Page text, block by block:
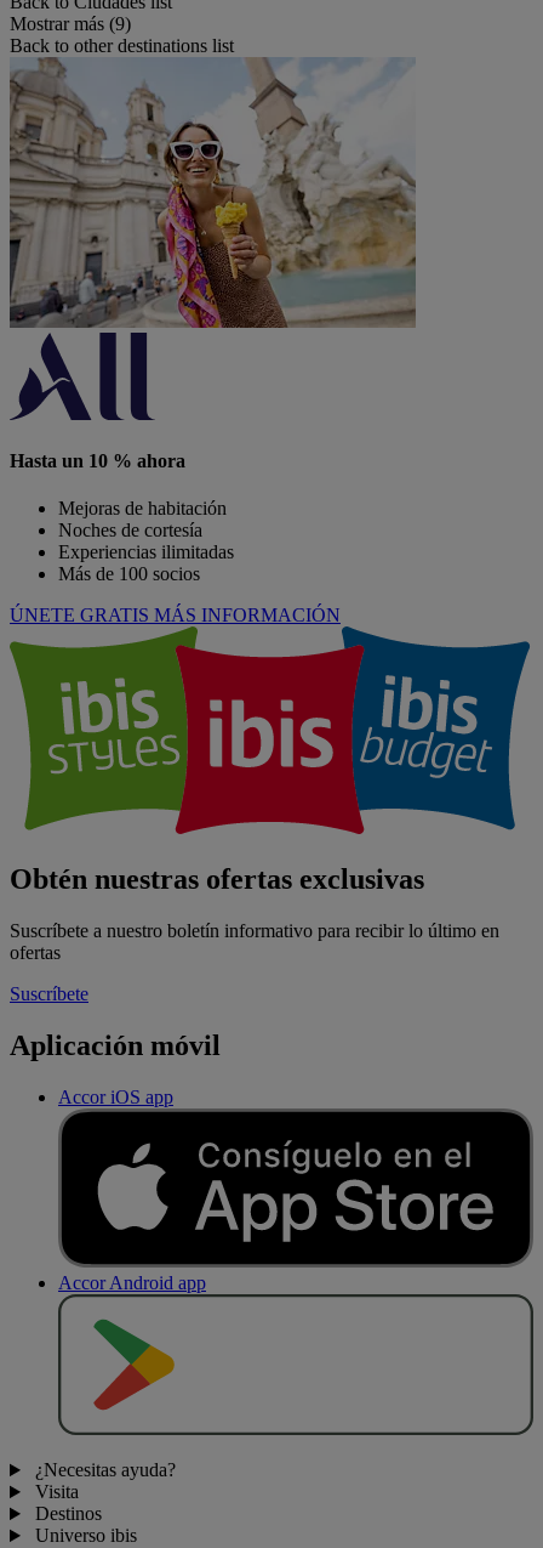
Mostrar más (9)
Back to other destinations list
Hasta un 10 % ahora
Mejoras de habitación
Noches de cortesía
Experiencias ilimitadas
Más de 100 socios
ÚNETE GRATIS MÁS INFORMACIÓN
Obtén nuestras ofertas exclusivas
Suscríbete a nuestro boletín informativo para recibir lo último en
ofertas
Suscríbete
Aplicación móvil
Accor iOS app
Accor Android app
¿Necesitas ayuda?
Visita
Destinos
Universo ibis